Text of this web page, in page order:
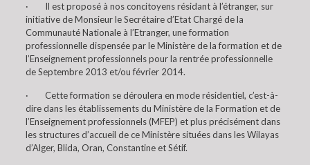
· Il est proposé à nos concitoyens résidant à l’étranger, sur
initiative de Monsieur le Secrétaire d’Etat Chargé de la
Communauté Nationale à l’Etranger, une formation
professionnelle dispensée par le Ministère de la formation et de
l’Enseignement professionnels pour la rentrée professionnelle
de Septembre 2013 et/ou février 2014.
· Cette formation se déroulera en mode résidentiel, c’est-à-
dire dans les établissements du Ministère de la Formation et de
l’Enseignement professionnels (MFEP) et plus précisément dans
les structures d’accueil de ce Ministère situées dans les Wilayas
d’Alger, Blida, Oran, Constantine et Sétif.